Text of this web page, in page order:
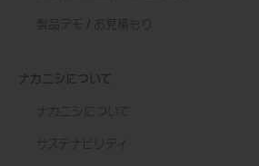
製品デモ / お見積もり
ナカニシについて
ナカニシについて
サステナビリティ